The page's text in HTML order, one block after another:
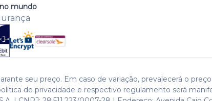
mundo
seu preço. Em caso de variação, prevalecerá o
de privacidade e respectivo regulamento será